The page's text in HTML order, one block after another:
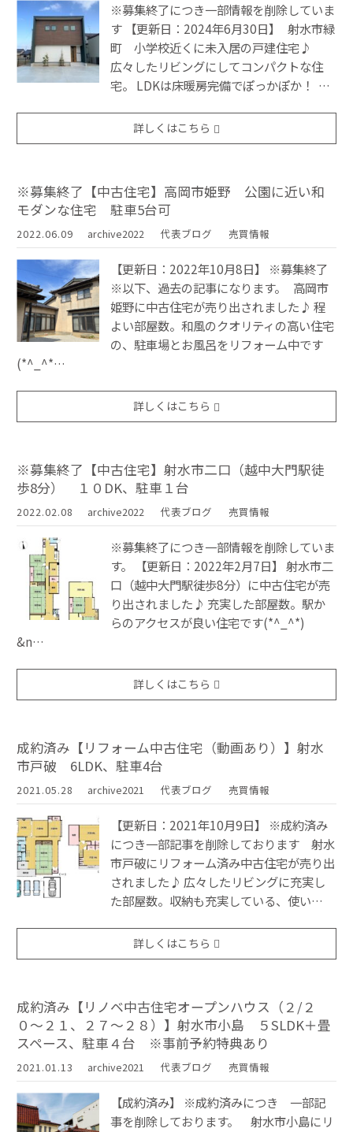
※募集終了につき一部情報を削除していま
す 【更新日：2024年6月30日】 射水市緑
町 小学校近くに未入居の戸建住宅♪
広々したリビングにしてコンパクトな住
宅。 LDKは床暖房完備でぽっかぽか！ …
詳しくはこちら
※募集終了【中古住宅】高岡市姫野 公園に近い和
モダンな住宅 駐車5台可
2022.06.09 archive2022 代表ブログ 売買情報
【更新日：2022年10月8日】 ※募集終了
※以下、過去の記事になります。 高岡市
姫野に中古住宅が売り出されました♪ 程
よい部屋数。和風のクオリティの高い住宅
の、駐車場とお風呂をリフォーム中です
(*^_^*…
詳しくはこちら
※募集終了【中古住宅】射水市二口（越中大門駅徒
歩8分） １０DK、駐車１台
2022.02.08 archive2022 代表ブログ 売買情報
※募集終了につき一部情報を削除していま
す。 【更新日：2022年2月7日】 射水市二
口（越中大門駅徒歩8分）に中古住宅が売
り出されました♪ 充実した部屋数。駅か
らのアクセスが良い住宅です(*^_^*)
&n…
詳しくはこちら
成約済み【リフォーム中古住宅（動画あり）】射水
市戸破 6LDK、駐車4台
2021.05.28 archive2021 代表ブログ 売買情報
【更新日：2021年10月9日】 ※成約済み
につき一部記事を削除しております 射水
市戸破にリフォーム済み中古住宅が売り出
されました♪ 広々したリビングに充実し
た部屋数。収納も充実している、使い…
詳しくはこちら
成約済み【リノベ中古住宅オープンハウス（２/２
０〜２１、２７〜２８）】射水市小島 ５SLDK＋畳
スペース、駐車４台 ※事前予約特典あり
2021.01.13 archive2021 代表ブログ 売買情報
【成約済み】 ※成約済みにつき 一部記
事を削除しております。 射水市小島にリ